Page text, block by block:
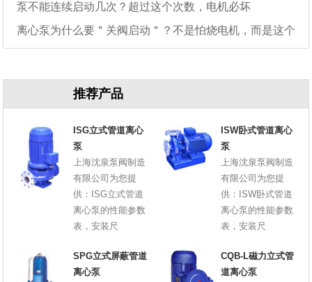
泵不能连续启动几次？超过这个次数，电机必坏
离心泵为什么要＂关阀启动＂？不是怕烧电机，而是这个
推荐产品
ISG立式管道离心
泵
上海沈泉泵阀制造
有限公司为您提
供：ISG立式管道
离心泵的性能参数
表，安装尺
ISW卧式管道离心
泵
上海沈泉泵阀制造
有限公司为您提
供：ISW卧式管道
离心泵的性能参数
表，安装尺
SPG立式屏蔽管道
离心泵
CQB-L磁力立式管
道离心泵